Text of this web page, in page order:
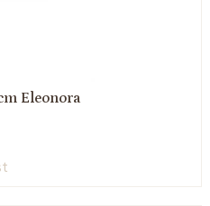
Eleonora